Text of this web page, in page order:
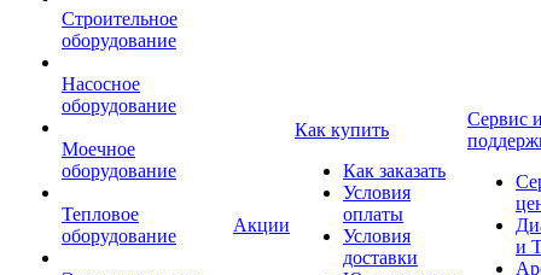
Строительное
оборудование
Насосное
оборудование
Моечное
оборудование
Тепловое
оборудование
Акции
Как купить
Как заказать
Условия
оплаты
Условия
доставки
Сервис
и